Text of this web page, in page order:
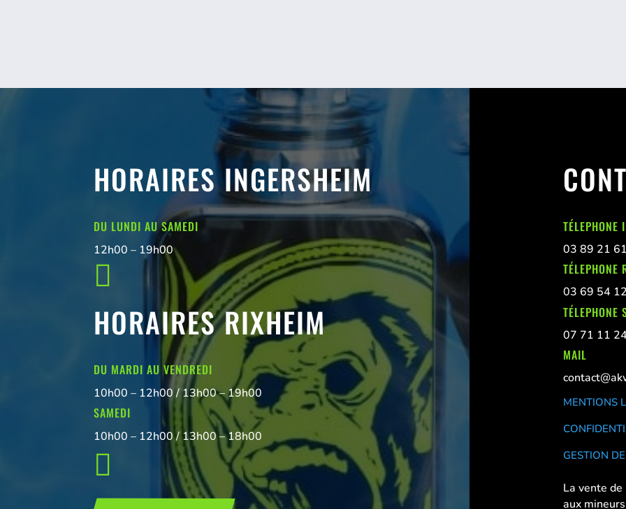
HORAIRES INGERSHEIM
DU LUNDI AU SAMEDI
12h00 – 19h00

HORAIRES RIXHEIM
DU MARDI AU VENDREDI
10h00 – 12h00 / 13h00 – 19h00
SAMEDI
10h00 – 12h00 / 13h00 – 18h00

TÉLEPHONE
03 89 21
TÉLEPHONE
03 69 54
TÉLEPHONE
07 71 11
MAIL
MENTIONS
GESTION
La vente
aux mineurs